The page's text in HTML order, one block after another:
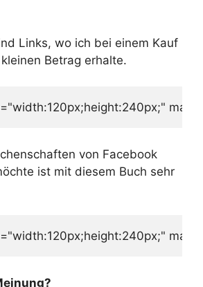
Links, wo ich bei einem Kauf
Betrag erhalte.
von Facebook
ist mit diesem Buch sehr